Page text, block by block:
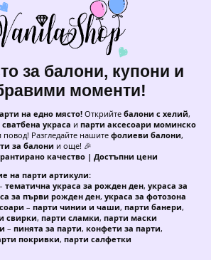
за балони, купони и
моменти!
на едно място! Открийте балони с хелий,
сватбена украса и парти аксесоари моминско
повод! Разгледайте нашите фолиеви балони,
за балони и още! 🎉
качество | Достъпни цени
на парти артикули:
тематична украса за рожден ден, украса за
за първи рожден ден, украса за фотозона
– парти чинии и чаши, парти банери,
свирки, парти сламки, парти маски
– пинята за парти, конфети за парти,
покривки, парти салфетки